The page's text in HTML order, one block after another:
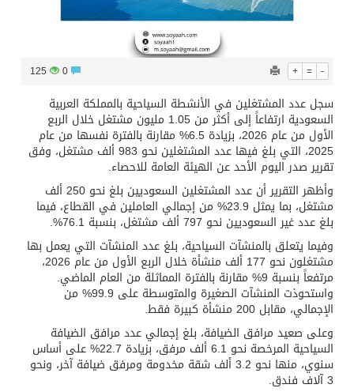
+ = -
125
سجل عدد المشتغلين في الأنشطة السياحية بالمملكة العربية
السعودية ارتفاعاً إلى أكثر من 1.05 مليون مشتغل خلال الربع
الأول من عام 2026، بزيادة 6.5% مقارنة بالفترة نفسها من عام
2025، التي بلغ فيها عدد المشتغلين نحو 983 ألف مشتغل، وفق
تقرير صدر اليوم الأحد عن الهيئة العامة للاحصاء.
وأظهر التقرير أن عدد المشتغلين السعوديين بلغ نحو 250 ألف
مشتغل، بما يمثل 23.9% من إجمالي العاملين في القطاع، فيما
بلغ عدد غير السعوديين نحو 797 ألف مشتغل، بنسبة 76.1%.
وفيما يتعلق بالمنشآت السياحية، بلغ عدد المنشآت التي يعمل بها
مشتغلون نحو 177 ألف منشأة خلال الربع الأول من عام 2026،
مرتفعاً بنسبة 9% مقارنة بالفترة المماثلة من العام الماضي.
واستحوذت المنشآت الصغيرة والمتوسطة على 99.9% من
الإجمالي، مقابل 200 منشأة كبيرة فقط.
وعلى صعيد مرافق الضيافة، بلغ إجمالي عدد مرافق الضيافة
السياحية المرخصة نحو 6.1 ألف مرفق، بزيادة 22.7% على أساس
سنوي، منها نحو 3.2 ألف شقة مخدومة ومرفق ضيافة آخر، ونحو
3 آلاف فندق.